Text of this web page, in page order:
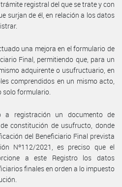
registral del que se trate y con
surjan de él, en relación a los datos
una mejora en el formulario de
Final, permitiendo que, para un
adquirente o usufructuario, en
comprendidos en un mismo acto,
solo formulario.
a registración un documento de
constitución de usufructo, donde
del Beneficiario Final prevista
Nº112/2021, es preciso que el
a este Registro los datos
finales en orden a lo impuesto